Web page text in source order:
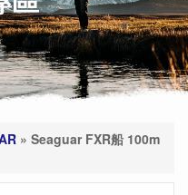
» Seaguar FXR船 100m